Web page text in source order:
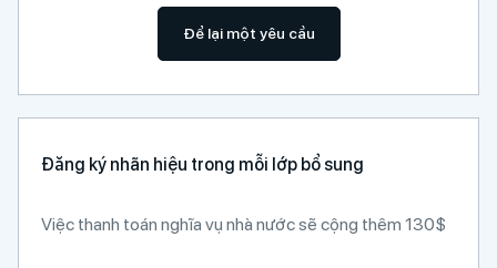
Để lại một yêu cầu
Đăng ký nhãn hiệu trong mỗi lớp bổ sung
Việc thanh toán nghĩa vụ nhà nước sẽ cộng thêm 130$